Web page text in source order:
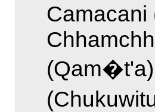
Camacani